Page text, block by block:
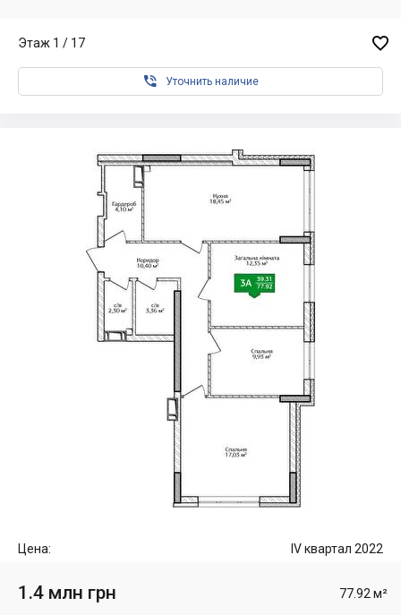
Этаж 1 / 17 
 Уточнить наличие
Цена: IV квартал 2022
1.4 млн грн 77.92 м²